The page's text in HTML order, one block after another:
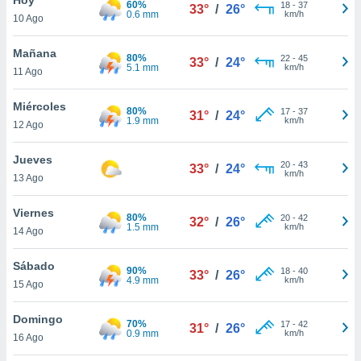
y
en
más
de
cookies
10 Ago
60%
0.6 mm
33° / 26° 18- 37
km/h
Mañana
11 Ago
80%
5.1 mm
33° / 24° 22- 45
km/h
Miércoles
12 Ago
80%
1.9 mm
31° / 24° 17- 37
km/h
Jueves
13 Ago
33° / 24° 20- 43
km/h
Viernes
14 Ago
80%
1.5 mm
32° / 26° 20- 42
km/h
Sábado
15 Ago
90%
4.9 mm
33° / 26° 18- 40
km/h
Domingo
16 Ago
70%
0.9 mm
31° / 26° 17- 42
km/h